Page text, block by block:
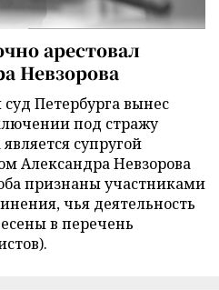
арестовал
Невзорова
Петербурга вынес
под стражу
супругой
Александра Невзорова
признаны участниками
чья деятельность
в перечень